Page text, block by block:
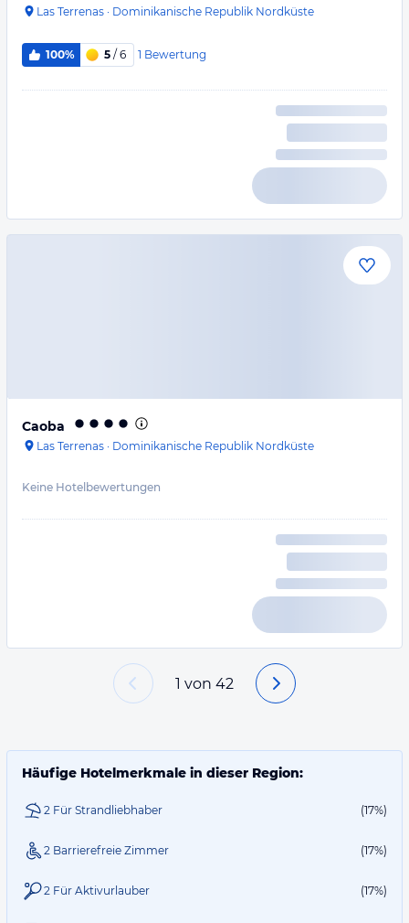
Las Terrenas · Dominikanische Republik Nordküste
100% 5 / 6 1 Bewertung
Caoba
Las Terrenas · Dominikanische Republik Nordküste
Keine Hotelbewertungen
1 von 42
Häufige Hotelmerkmale in dieser Region:
2 Für Strandliebhaber (17%)
2 Barrierefreie Zimmer (17%)
2 Für Aktivurlauber (17%)